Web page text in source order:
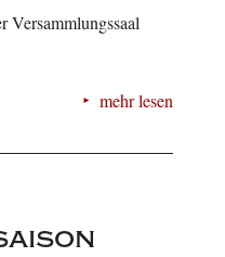
Versammlungssaal
mehr lesen